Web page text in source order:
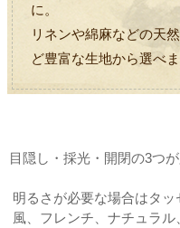
に。
リネンや綿麻などの天
ど豊富な生地から選べま
目隠し・採光・開閉の3つ
明るさが必要な場合はタ
風、フレンチ、ナチュラ